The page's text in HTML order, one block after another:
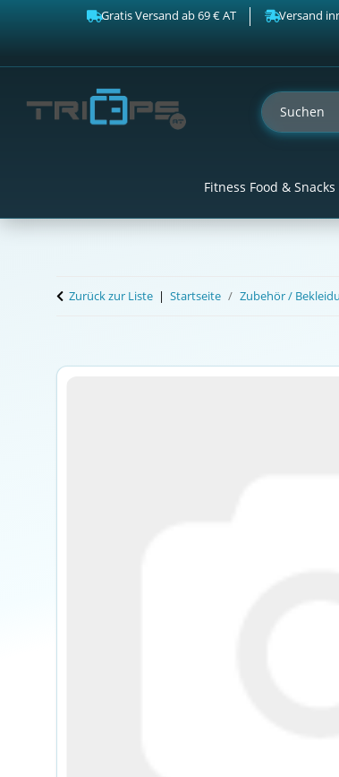
Gratis Versand ab 69 € AT Versand
Fitness Food & Snacks
Zurück zur Liste Startseite Zubehör /